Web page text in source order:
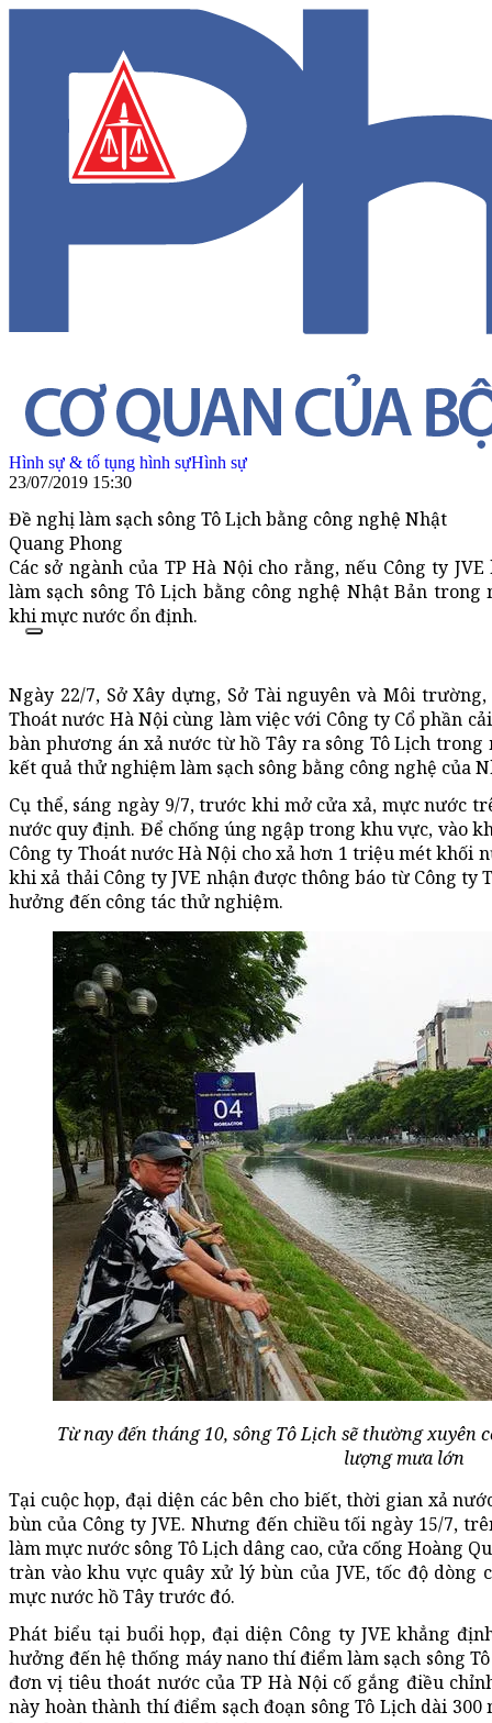
Hình sự & tố tụng hình sựHình sự
23/07/2019 15:30
Đề nghị làm sạch sông Tô Lịch bằng công nghệ Nhật
Quang Phong
Các sở ngành của TP Hà Nội cho rằng, nếu Công ty
làm sạch sông Tô Lịch bằng công nghệ Nhật Bản
khi mực nước ổn định.
Ngày 22/7, Sở Xây dựng, Sở Tài nguyên và Môi
Thoát nước Hà Nội cùng làm việc với Công ty Cổ phần
bàn phương án xả nước từ hồ Tây ra sông Tô Lịch
kết quả thử nghiệm làm sạch sông bằng công nghệ của
Cụ thể, sáng ngày 9/7, trước khi mở cửa xả, mực nước
nước quy định. Để chống úng ngập trong khu vực, vào
Công ty Thoát nước Hà Nội cho xả hơn 1 triệu mét khối
khi xả thải Công ty JVE nhận được thông báo từ Công
hưởng đến công tác thử nghiệm.
Từ nay đến tháng 10, sông Tô Lịch sẽ thường xuyên
lượng mưa lớn
Tại cuộc họp, đại diện các bên cho biết, thời gian xả
bùn của Công ty JVE. Nhưng đến chiều tối ngày 15/7,
làm mực nước sông Tô Lịch dâng cao, cửa cống Hoàng
tràn vào khu vực quây xử lý bùn của JVE, tốc độ dòng
mực nước hồ Tây trước đó.
Phát biểu tại buổi họp, đại diện Công ty JVE khẳng
hưởng đến hệ thống máy nano thí điểm làm sạch sông
đơn vị tiêu thoát nước của TP Hà Nội cố gắng điều
này hoàn thành thí điểm sạch đoạn sông Tô Lịch dài